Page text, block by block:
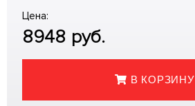
Цена:
8948 руб.
В КОРЗИНУ